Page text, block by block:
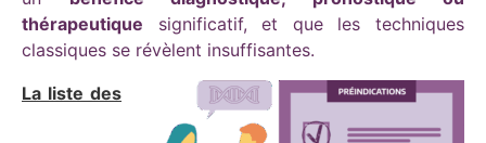
thérapeutique significatif, et que les techniques
classiques se révèlent insuffisantes.
La liste des